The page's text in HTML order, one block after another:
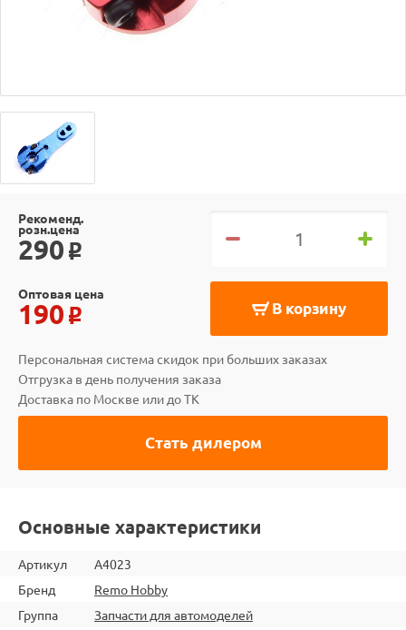
Рекоменд.
розн.цена
290 o
В корзину
Оптовая цена
190 o
Персональная система скидок при больших заказах
Отгрузка в день получения заказа
Доставка по Москве или до ТК
Стать дилером
Основные характеристики
Артикул
A4023
Бренд
Remo Hobby
Группа
Запчасти для автомоделей